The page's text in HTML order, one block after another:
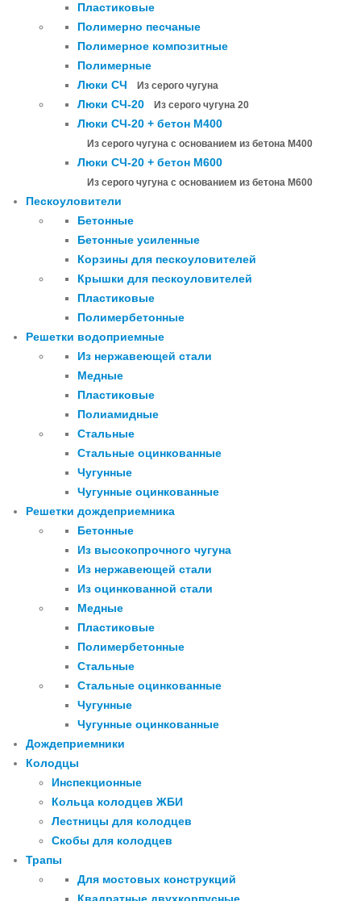
Пластиковые
Полимерно песчаные
Полимерное композитные
Полимерные
Люки СЧ
Из серого чугуна
Люки СЧ-20 Из серого чугуна 20
Люки СЧ-20 + бетон М400
Из серого чугуна с основанием из бетона М400
Люки СЧ-20 + бетон М600
Из серого чугуна с основанием из бетона М600
Пескоуловители
Бетонные
Бетонные усиленные
Корзины для пескоуловителей
Крышки для пескоуловителей
Пластиковые
Полимербетонные
Решетки водоприемные
Из нержавеющей стали
Медные
Пластиковые
Полиамидные
Стальные
Стальные оцинкованные
Чугунные
Чугунные оцинкованные
Решетки дождеприемника
Бетонные
Из высокопрочного чугуна
Из нержавеющей стали
Из оцинкованной стали
Медные
Пластиковые
Полимербетонные
Стальные
Стальные оцинкованные
Чугунные
Чугунные оцинкованные
Дождеприемники
Колодцы
Инспекционные
Кольца колодцев ЖБИ
Лестницы для колодцев
Скобы для колодцев
Трапы
Для мостовых конструкций